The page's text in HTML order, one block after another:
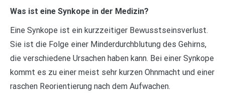
Was ist eine Synkope in der Medizin?
Eine Synkope ist ein kurzzeitiger Bewusstseinsverlust.
Sie ist die Folge einer Minderdurchblutung des Gehirns,
die verschiedene Ursachen haben kann. Bei einer Synkope
kommt es zu einer meist sehr kurzen Ohnmacht und einer
raschen Reorientierung nach dem Aufwachen.